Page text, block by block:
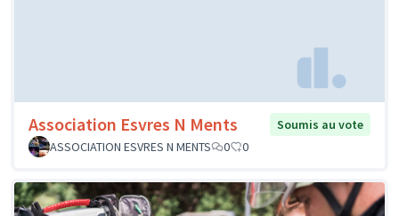
Association Esvres N Ments
Soumis au vote
ASSOCIATION ESVRES N MENTS
0 0